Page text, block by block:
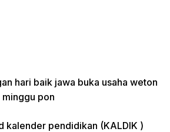
hari baik jawa buka usaha weton
pon
kalender pendidikan (KALDIK )